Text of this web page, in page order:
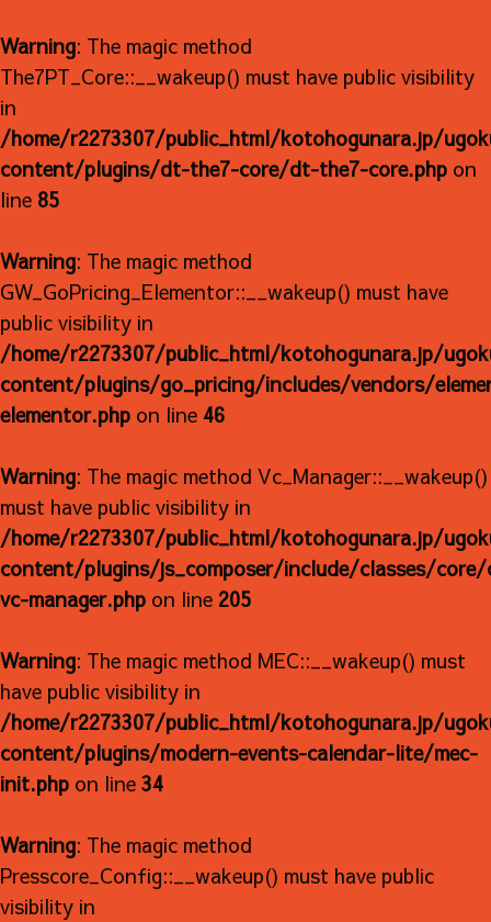
Warning: The magic method
The7PT_Core::__wakeup() must have public visibility
in
/home/r2273307/public_html/kotohogunara.jp/
content/plugins/dt-the7-core/dt-the7-core.php on
line 85
Warning: The magic method
GW_GoPricing_Elementor::__wakeup() must have
public visibility in
/home/r2273307/public_html/kotohogunara.jp/
content/plugins/go_pricing/includes/vendors/
elementor.php on line 46
Warning: The magic method Vc_Manager::__wakeup()
must have public visibility in
/home/r2273307/public_html/kotohogunara.jp/
content/plugins/js_composer/include/classes/core/
vc-manager.php on line 205
Warning: The magic method MEC::__wakeup() must
have public visibility in
/home/r2273307/public_html/kotohogunara.jp/
content/plugins/modern-events-calendar-lite/mec-
init.php on line 34
Warning: The magic method
Presscore_Config::__wakeup() must have public
visibility in